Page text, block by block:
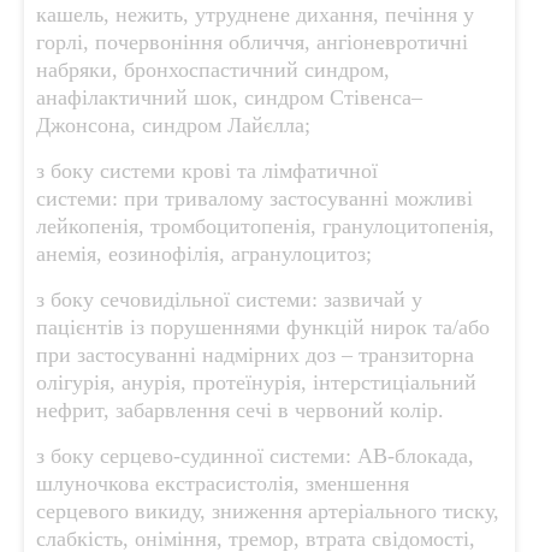
кашель, нежить, утруднене дихання, печіння у
горлі, почервоніння обличчя, ангіоневротичні
набряки, бронхоспастичний синдром,
анафілактичний шок, синдром Стівенса–
Джонсона, синдром Лайєлла;
з боку системи крові та лімфатичної
системи: при тривалому застосуванні можливі
лейкопенія, тромбоцитопенія, гранулоцитопенія,
анемія, еозинофілія, агранулоцитоз;
з боку сечовидільної системи: зазвичай у
пацієнтів із порушеннями функцій нирок та/або
при застосуванні надмірних доз – транзиторна
олігурія, анурія, протеїнурія, інтерстиціальний
нефрит, забарвлення сечі в червоний колір.
з боку серцево-судинної системи: АВ-блокада,
шлуночкова екстрасистолія, зменшення
серцевого викиду, зниження артеріального тиску,
слабкість, оніміння, тремор, втрата свідомості,